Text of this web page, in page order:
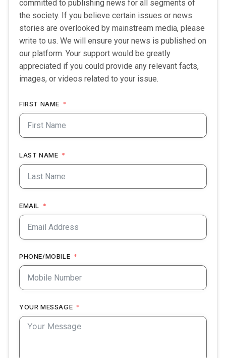
committed to publishing news for all segments of
the society. If you believe certain issues or news
stories are overlooked by mainstream media, please
write to us. We will ensure your news is published on
our platform. Your support would be greatly
appreciated if you could provide any relevant facts,
images, or videos related to your issue.
FIRST NAME
LAST NAME
EMAIL
PHONE/MOBILE
YOUR MESSAGE